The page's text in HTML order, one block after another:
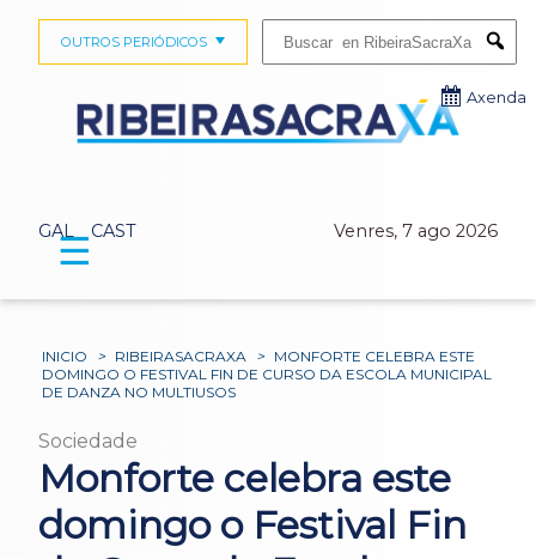
GAL CAST Venres, 7 ago 2026
OUTROS PERIÓDICOS
Axenda
☰
INICIO > RIBEIRASACRAXA > MONFORTE CELEBRA ESTE
DOMINGO O FESTIVAL FIN DE CURSO DA ESCOLA MUNICIPAL
DE DANZA NO MULTIUSOS
Sociedade
Monforte celebra este
domingo o Festival Fin